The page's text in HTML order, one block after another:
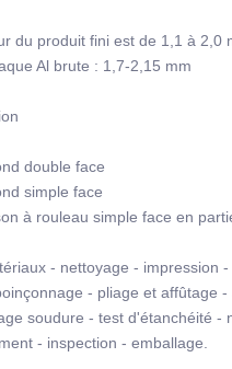
du produit fini est de 1,1 à 2,0
Al brute : 1,7-2,15 mm
double face
simple face
à rouleau simple face en
- nettoyage - impression
- pliage et affûtage -
soudure - test d'étanchéité -
- inspection - emballage.